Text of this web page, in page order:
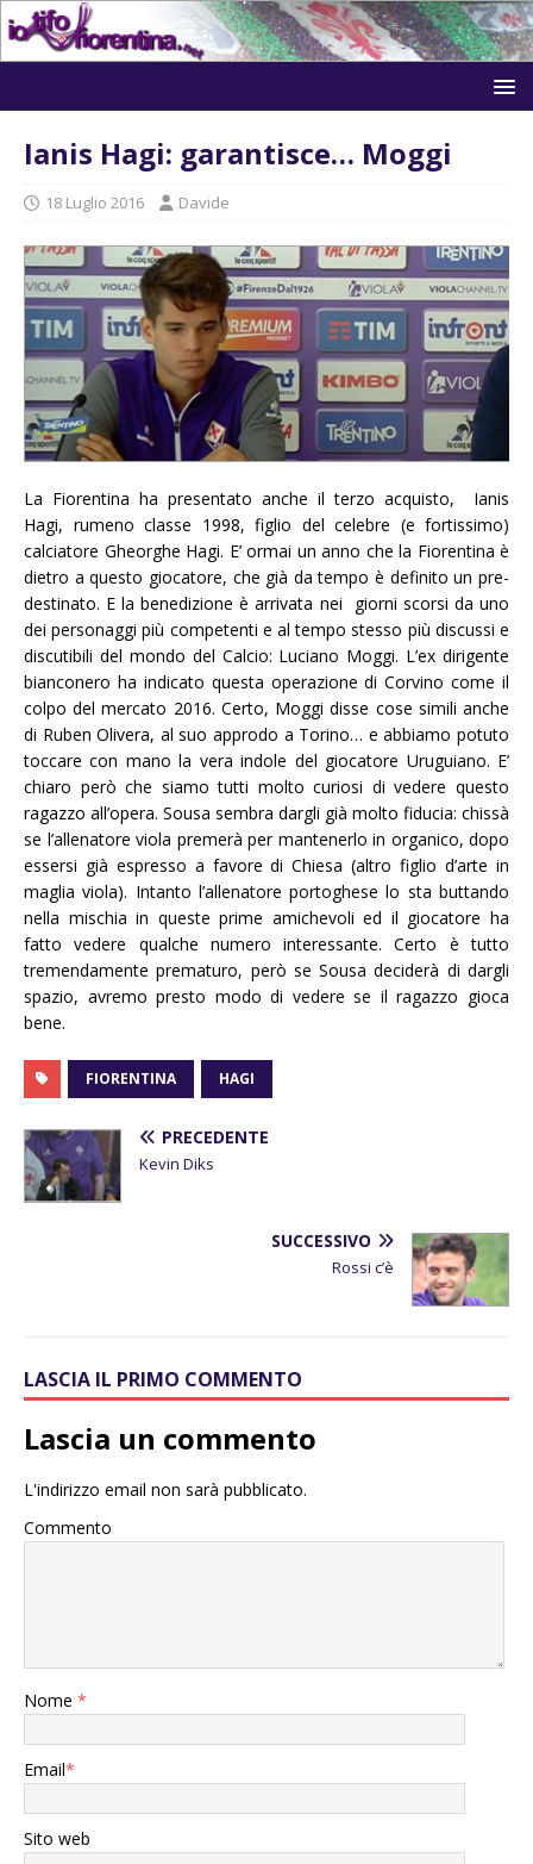
Ianis Hagi: garantisce… Moggi
18 Luglio 2016 Davide
La Fiorentina ha presentato anche il terzo acquisto, Ianis
Hagi, rumeno classe 1998, figlio del celebre (e fortissimo)
calciatore Gheorghe Hagi. E’ ormai un anno che la Fiorentina è
dietro a questo giocatore, che già da tempo è definito un pre-
destinato. E la benedizione è arrivata nei giorni scorsi da uno
dei personaggi più competenti e al tempo stesso più discussi e
discutibili del mondo del Calcio: Luciano Moggi. L’ex dirigente
bianconero ha indicato questa operazione di Corvino come il
colpo del mercato 2016. Certo, Moggi disse cose simili anche
di Ruben Olivera, al suo approdo a Torino… e abbiamo potuto
toccare con mano la vera indole del giocatore Uruguiano. E’
chiaro però che siamo tutti molto curiosi di vedere questo
ragazzo all’opera. Sousa sembra dargli già molto fiducia: chissà
se l’allenatore viola premerà per mantenerlo in organico, dopo
essersi già espresso a favore di Chiesa (altro figlio d’arte in
maglia viola). Intanto l’allenatore portoghese lo sta buttando
nella mischia in queste prime amichevoli ed il giocatore ha
fatto vedere qualche numero interessante. Certo è tutto
tremendamente prematuro, però se Sousa deciderà di dargli
spazio, avremo presto modo di vedere se il ragazzo gioca
bene.
FIORENTINA HAGI
PRECEDENTE
Kevin Diks
SUCCESSIVO
Rossi c’è
LASCIA IL PRIMO COMMENTO
Lascia un commento
L'indirizzo email non sarà pubblicato.
Commento
Nome *
Email*
Sito web